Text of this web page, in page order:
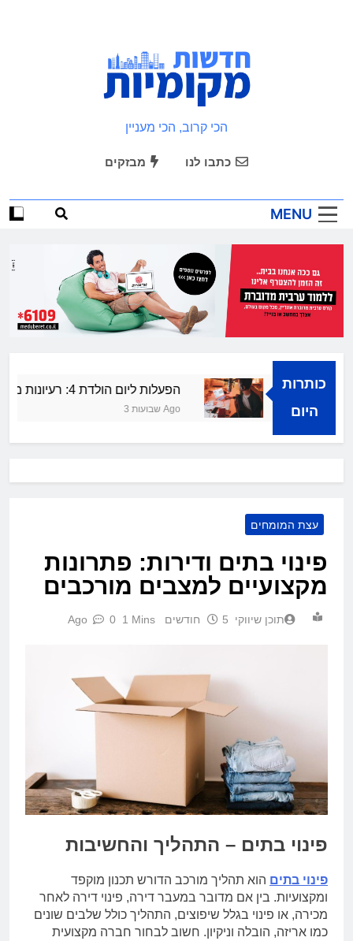
חדשות מקומיות
הכי קרוב, הכי מעניין
כתבו לנו מבזקים
MENU
כותרות
היום
הפעלות ליום הולדת 4: רעיונות מרעננים ושמחים
3 שבועות Ago
קולית
עצת המומחים
פינוי בתים ודירות: פתרונות
מקצועיים למצבים מורכבים
תוכן שיווקי 5 חודשים Ago 0 1 Mins
פינוי בתים – התהליך והחשיבות
פינוי בתים הוא תהליך מורכב הדורש תכנון מוקפד
ומקצועיות. בין אם מדובר במעבר דירה, פינוי דירה לאחר
מכירה, או פינוי בגלל שיפוצים, התהליך כולל שלבים שונים
כמו אריזה, הובלה וניקיון. חשוב לבחור חברה מקצועית